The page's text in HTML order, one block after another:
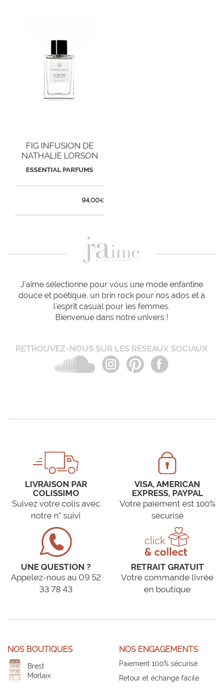
FIG INFUSION DE
NATHALIE LORSON
ESSENTIAL PARFUMS
94,00€
J'aime sélectionne pour vous une mode enfantine
douce et poétique, un brin rock pour nos ados et à
l'esprit casual pour les femmes.
Bienvenue dans notre univers !
RETROUVEZ-NOUS SUR LES RÉSEAUX SOCIAUX
LIVRAISON PAR
COLISSIMO
Suivez votre colis avec
notre n° suivi
VISA, AMERICAN
EXPRESS, PAYPAL
Votre paiement est 100%
sécurisé
UNE QUESTION ?
Appelez-nous au 09 52
33 78 43
RETRAIT GRATUIT
Votre commande livrée
en boutique
NOS BOUTIQUES
Brest
Morlaix
NOS ENGAGEMENTS
Paiement 100% sécurisé
Retour et échange facile